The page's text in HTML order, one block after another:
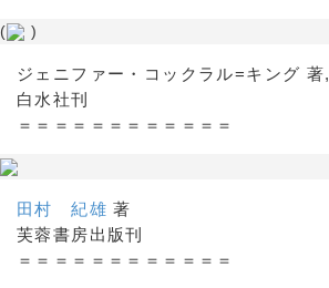
( )
ジェニファー・コックラル=キング 著,
白水社刊
＝＝＝＝＝＝＝＝＝＝＝＝
田村 紀雄 著
芙蓉書房出版刊
＝＝＝＝＝＝＝＝＝＝＝＝